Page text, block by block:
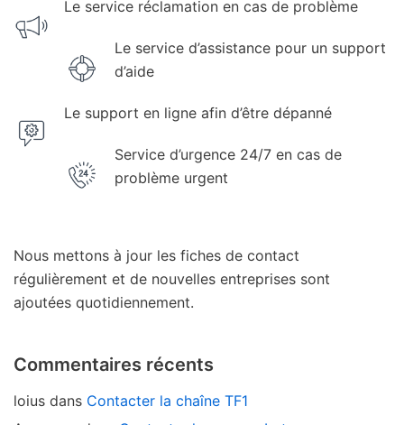
Le service réclamation en cas de problème
Le service d’assistance pour un support
d’aide
Le support en ligne afin d’être dépanné
Service d’urgence 24/7 en cas de
problème urgent
Nous mettons à jour les fiches de contact
régulièrement et de nouvelles entreprises sont
ajoutées quotidiennement.
Commentaires récents
loius dans Contacter la chaîne TF1